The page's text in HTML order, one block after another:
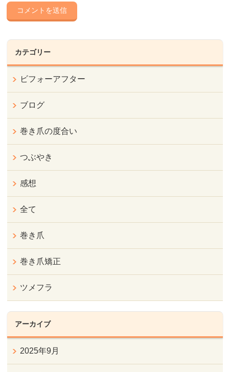
カテゴリー
ビフォーアフター
ブログ
巻き爪の度合い
つぶやき
感想
全て
巻き爪
巻き爪矯正
ツメフラ
アーカイブ
2025年9月